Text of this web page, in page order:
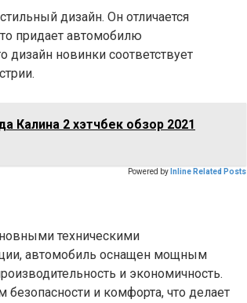
дизайн. Он отличается
придает автомобилю
дизайн новинки соответствует
Калина 2 хэтчбек обзор 2021
Powered by Inline Related Posts
техническими
автомобиль оснащен мощным
и экономичность.
и комфорта, что делает